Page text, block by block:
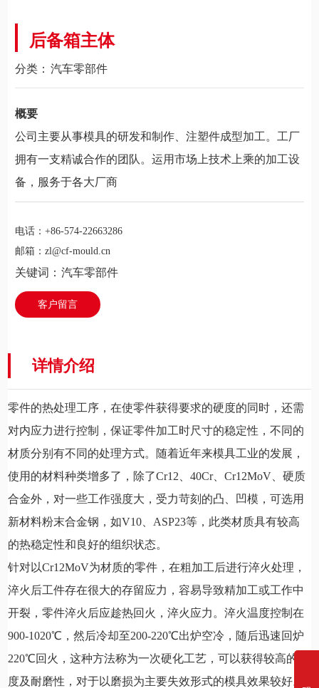
后备箱主体
分类： 汽车零部件
概要
公司主要从事模具的研发和制作、注塑件成型加工。工厂
拥有一支精诚合作的团队。运用市场上技术上乘的加工设
备，服务于各大厂商
电话：+86-574-22663286
邮箱：zl@cf-mould.cn
关键词： 汽车零部件
客户留言
详情介绍
零件的热处理工序，在使零件获得要求的硬度的同时，还需
对内应力进行控制，保证零件加工时尺寸的稳定性，不同的
材质分别有不同的处理方式。随着近年来模具工业的发展，
使用的材料种类增多了，除了Cr12、40Cr、Cr12MoV、硬质
合金外，对一些工作强度大，受力苛刻的凸、凹模，可选用
新材料粉末合金钢，如V10、ASP23等，此类材质具有较高
的热稳定性和良好的组织状态。
针对以Cr12MoV为材质的零件，在粗加工后进行淬火处理，
淬火后工件存在很大的存留应力，容易导致精加工或工作中
开裂，零件淬火后应趁热回火，淬火应力。淬火温度控制在
900-1020℃，然后冷却至200-220℃出炉空冷，随后迅速回炉
220℃回火，这种方法称为一次硬化工艺，可以获得较高的强
度及耐磨性，对于以磨损为主要失效形式的模具效果较好。